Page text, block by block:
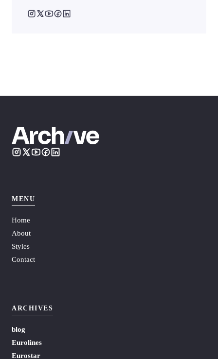
MENU
Home
About
Styles
Contact
ARCHIVES
blog
Eurolines
Eurostar